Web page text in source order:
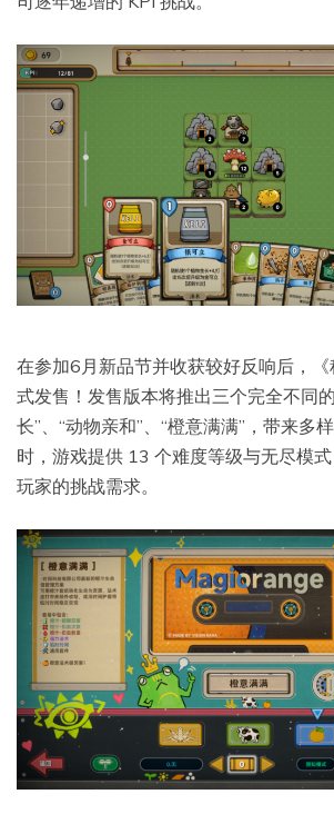
在参加6月新品节并收获较好反响后，
式发售！发售版本将推出三个完全不同
长”、“动物亲和”、“橙意满满”，带来多
时，游戏提供 13 个难度等级与无尽模
玩家的挑战需求。